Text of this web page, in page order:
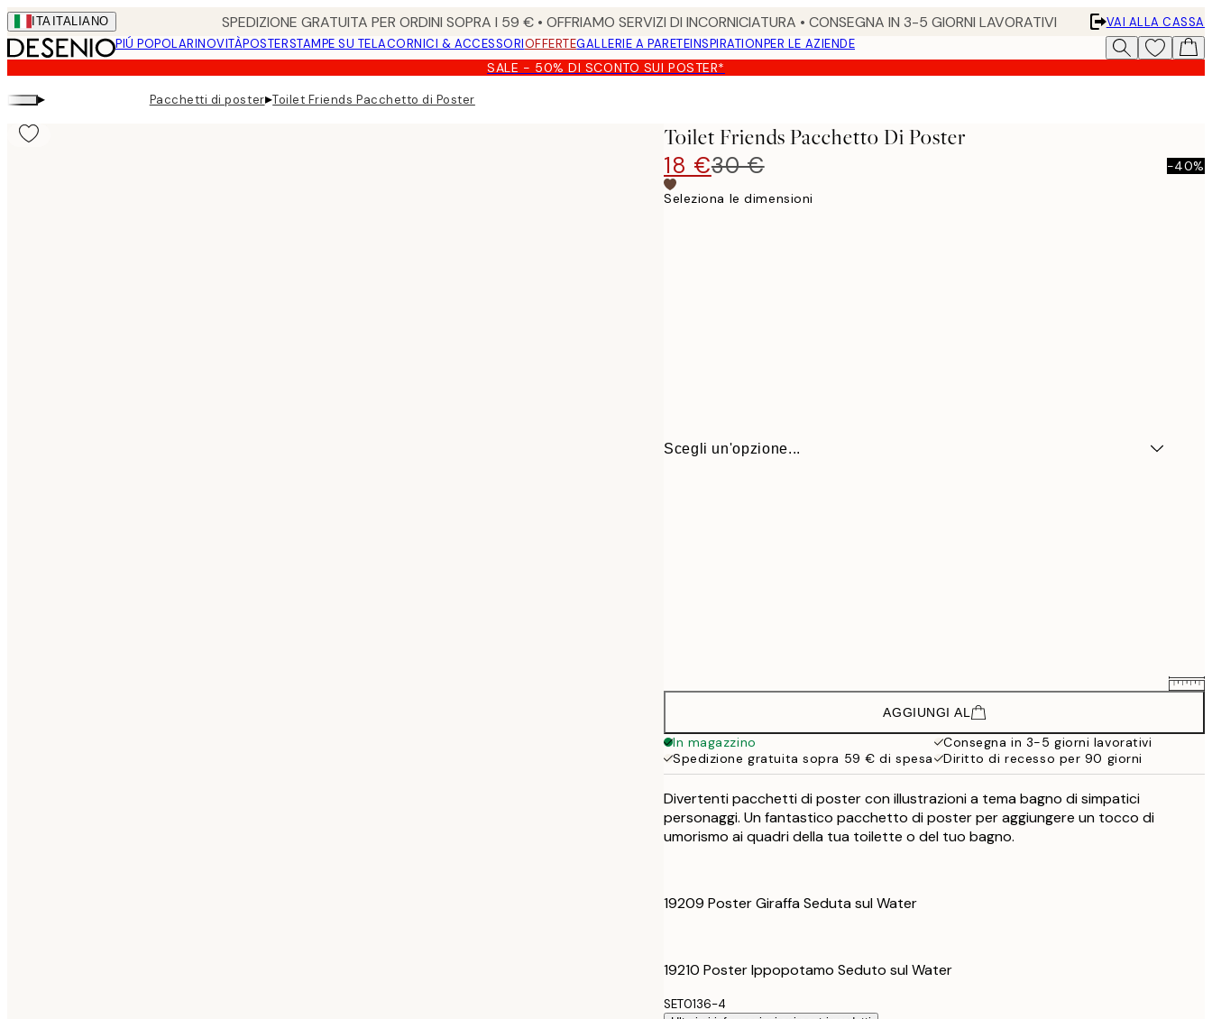
Skip
to
main
content.
ITA ITALIANO SPEDIZIONE GRATUITA PER ORDINI SOPRA I 59 € • OFFRIAMO SERVIZI DI INCORNICIATURA • CONSEGNA IN 3-5 GIORNI LAVORATIVI
VAI ALLA CASSA
PIÚ POPOLARINOVITÀPOSTERSTAMPE SU TELACORNICI & ACCESSORIOFFERTEGALLERIE A PARETEINSPIRATIONPER LE AZIENDE
SALE - 50% DI SCONTO SUI POSTER*
▸ Pacchetti di poster▸Toilet Friends Pacchetto di Poster
Toilet Friends Pacchetto Di Poster
18 €30 € -40%
Seleziona le dimensioni
Scegli un'opzione...
30 €
30x40 cm
43,90 €
50x70 cm
AGGIUNGI AL
In magazzino
Consegna in 3-5 giorni lavorativi
Spedizione gratuita sopra 59 € di spesa
Diritto di recesso per 90 giorni
Divertenti pacchetti di poster con illustrazioni a tema bagno di simpatici
personaggi. Un fantastico pacchetto di poster per aggiungere un tocco di
umorismo ai quadri della tua toilette o del tuo bagno.
19209 Poster Giraffa Seduta sul Water
19210 Poster Ippopotamo Seduto sul Water
SET0136-4